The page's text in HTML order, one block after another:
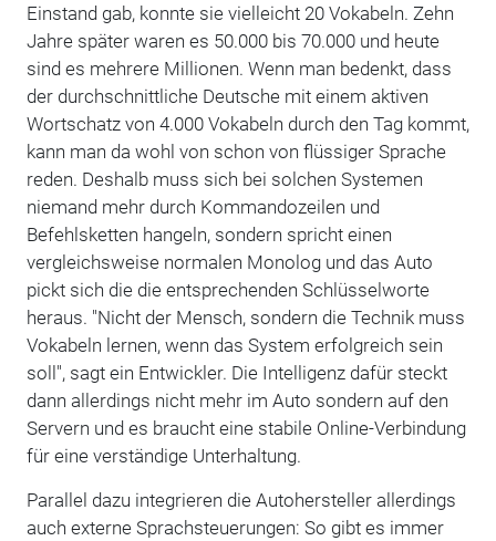
Einstand gab, konnte sie vielleicht 20 Vokabeln. Zehn
Jahre später waren es 50.000 bis 70.000 und heute
sind es mehrere Millionen. Wenn man bedenkt, dass
der durchschnittliche Deutsche mit einem aktiven
Wortschatz von 4.000 Vokabeln durch den Tag kommt,
kann man da wohl von schon von flüssiger Sprache
reden. Deshalb muss sich bei solchen Systemen
niemand mehr durch Kommandozeilen und
Befehlsketten hangeln, sondern spricht einen
vergleichsweise normalen Monolog und das Auto
pickt sich die die entsprechenden Schlüsselworte
heraus. "Nicht der Mensch, sondern die Technik muss
Vokabeln lernen, wenn das System erfolgreich sein
soll", sagt ein Entwickler. Die Intelligenz dafür steckt
dann allerdings nicht mehr im Auto sondern auf den
Servern und es braucht eine stabile Online-Verbindung
für eine verständige Unterhaltung.
Parallel dazu integrieren die Autohersteller allerdings
auch externe Sprachsteuerungen: So gibt es immer